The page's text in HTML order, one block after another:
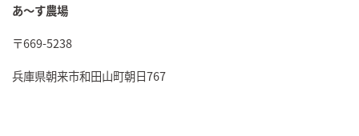
あ～す農場
〒669-5238
兵庫県朝来市和田山町朝日767